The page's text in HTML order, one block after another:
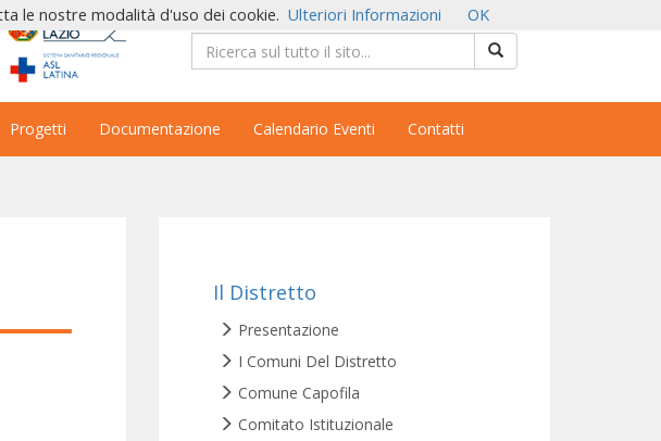
Progetti Documentazione Calendario Eventi Contatti
Il Distretto
Presentazione
I Comuni Del Distretto
Comune Capofila
Comitato Istituzionale
le nostre modalità d'uso dei cookie. Ulteriori Informazioni OK